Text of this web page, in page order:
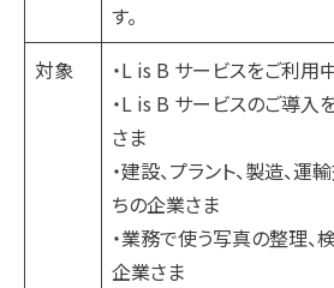
す。
対象
・L is B サービスをご利用
・L is B サービスのご導入
さま
・建設、プラント、製造、
ちの企業さま
・業務で使う写真の整理
企業さま